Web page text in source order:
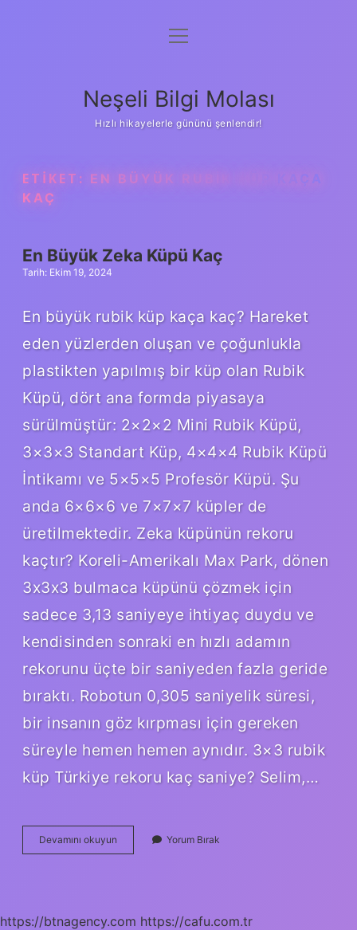
Anasayfa
Yasal Uyarı
menüyü
Neşeli Bilgi Molası
Hızlı hikayelerle gününü şenlendir!
ETIKET: EN BÜYÜK RUBIK KÜP KAÇA
KAÇ
En Büyük Zeka Küpü Kaç
Tarih: Ekim 19, 2024
En büyük rubik küp kaça kaç? Hareket
eden yüzlerden oluşan ve çoğunlukla
plastikten yapılmış bir küp olan Rubik
Küpü, dört ana formda piyasaya
sürülmüştür: 2×2×2 Mini Rubik Küpü,
3×3×3 Standart Küp, 4×4×4 Rubik Küpü
İntikamı ve 5×5×5 Profesör Küpü. Şu
anda 6×6×6 ve 7×7×7 küpler de
üretilmektedir. Zeka küpünün rekoru
kaçtır? Koreli-Amerikalı Max Park, dönen
3x3x3 bulmaca küpünü çözmek için
sadece 3,13 saniyeye ihtiyaç duydu ve
kendisinden sonraki en hızlı adamın
rekorunu üçte bir saniyeden fazla geride
bıraktı. Robotun 0,305 saniyelik süresi,
bir insanın göz kırpması için gereken
süreyle hemen hemen aynıdır. 3×3 rubik
küp Türkiye rekoru kaç saniye? Selim,…
Devamını okuyun
Büyük
Yorum Bırak
https://btnagency.com https://cafu.com.tr